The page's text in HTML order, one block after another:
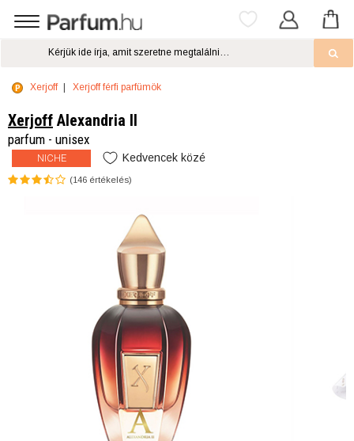
Xerjoff Xerjoff férfi parfümök
Xerjoff Alexandria II
parfum - unisex
NICHE Kedvencek közé
(146 értékelés)